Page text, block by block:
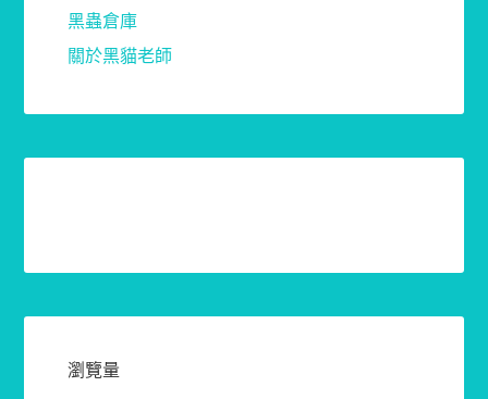
黑蟲倉庫
關於黑貓老師
瀏覽量